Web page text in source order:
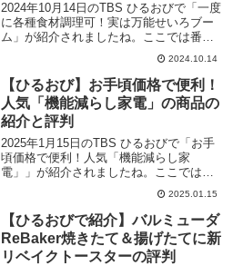
2024年10月14日のTBS ひるおびで「一度
に各種食材調理可！実は万能せいろブー
ム」が紹介されましたね。ここでは番組
内で出た商品のうち一部関連商品を紹介
いたします。参考になれば幸いです。
2024.10.14
【ひるおび】お手頃価格で便利！
人気「機能減らし家電」の商品の
紹介と評判
2025年1月15日のTBS ひるおびで「お手
頃価格で便利！人気「機能減らし家
電」」が紹介されましたね。ここでは番
組内で出た一部関連商品とその評判をご
紹介いたします。参考になれば幸いで
す。
2025.01.15
【ひるおびで紹介】バルミューダ
ReBaker焼きたて＆揚げたてに新
リベイクトースターの評判